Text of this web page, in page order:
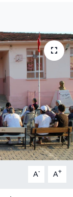
A- A+